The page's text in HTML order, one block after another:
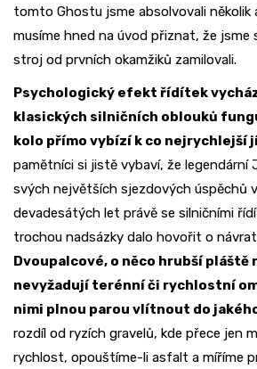
tomto Ghostu jsme absolvovali několik
musíme hned na úvod přiznat, že jsme
stroj od prvních okamžiků zamilovali.
Psychologický efekt řídítek
klasických silničních oblouků
kolo přímo vybízí k co nejrychlejší
pamětníci si jistě vybaví, že legendární
svých největších sjezdových úspěchů
devadesátých let právě se silničními
trochou nadsázky dalo hovořit o
Dvoupalcové, o něco hrubší pláště
nevyžadují terénní či rychlostní
nimi plnou parou vlítnout do
rozdíl od ryzích gravelů, kde přece jen
rychlost, opouštíme-li asfalt a míříme